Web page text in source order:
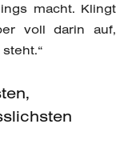
macht. Klingt
voll darin auf,